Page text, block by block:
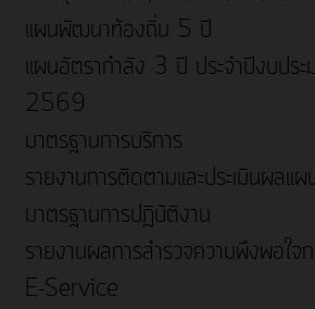
แผนพัฒนาท้องถิ่น 5 ปี
แผนอัตรากำลัง 3 ปี ประจำปีงบป
2569
มาตรฐานการบริการ
รายงานการติดตามและประเมินผล
มาตรฐานการปฎิบัติงาน
รายงานผลการสำรวจความพึงพอใจ
E-Service